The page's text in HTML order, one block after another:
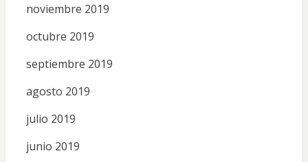
noviembre 2019
octubre 2019
septiembre 2019
agosto 2019
julio 2019
junio 2019